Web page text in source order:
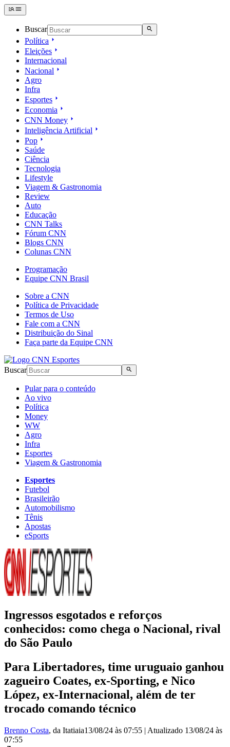
Buscar
Política
Eleições
Internacional
Nacional
Agro
Infra
Esportes
Economia
CNN Money
Inteligência Artificial
Pop
Saúde
Ciência
Tecnologia
Lifestyle
Viagem & Gastronomia
Review
Auto
Educação
CNN Talks
Fórum CNN
Blogs CNN
Colunas CNN
Programação
Equipe CNN Brasil
Sobre a CNN
Política de Privacidade
Termos de Uso
Fale com a CNN
Distribuição do Sinal
Faça parte da Equipe CNN
Buscar
Pular para o conteúdo
Ao vivo
Política
Money
WW
Agro
Infra
Esportes
Viagem & Gastronomia
Esportes
Futebol
Brasileirão
Automobilismo
Tênis
Apostas
eSports
Ingressos esgotados e reforços
conhecidos: como chega o Nacional, rival
do São Paulo
Para Libertadores, time uruguaio ganhou
zagueiro Coates, ex-Sporting, e Nico
López, ex-Internacional, além de ter
trocado comando técnico
Brenno Costa, da Itatiaia13/08/24 às 07:55 | Atualizado 13/08/24 às
07:55